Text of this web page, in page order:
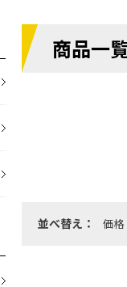
商品一
並べ替え： 価格